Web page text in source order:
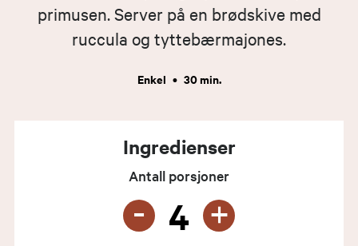
primusen. Server på en brødskive med
ruccula og tyttebærmajones.
Enkel • 30 min.
Ingredienser
Antall porsjoner
- 4 +